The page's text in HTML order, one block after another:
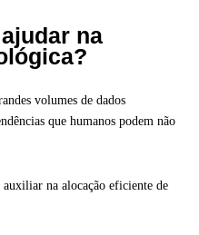
na
volumes de dados
que humanos podem não
na alocação eficiente de